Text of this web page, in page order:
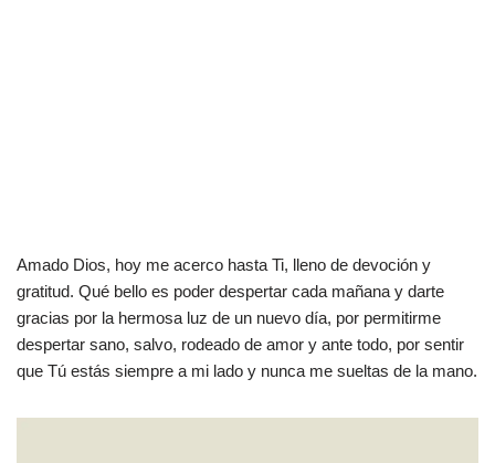
Amado Dios, hoy me acerco hasta Ti, lleno de devoción y
gratitud. Qué bello es poder despertar cada mañana y darte
gracias por la hermosa luz de un nuevo día, por permitirme
despertar sano, salvo, rodeado de amor y ante todo, por sentir
que Tú estás siempre a mi lado y nunca me sueltas de la mano.